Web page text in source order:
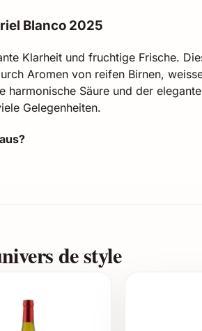
Blanco 2025
Klarheit und fruchtige Frische.
Aromen von reifen Birnen,
Säure und der
Gelegenheiten.
de style